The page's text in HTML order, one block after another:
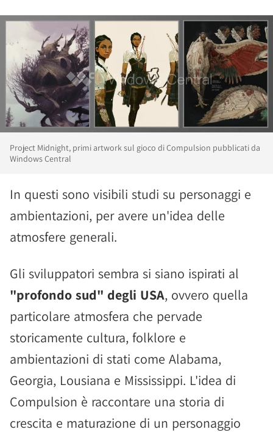
Project Midnight, primi artwork sul gioco di Compulsion pubblicati da
Windows Central
In questi sono visibili studi su personaggi e
ambientazioni, per avere un'idea delle
atmosfere generali.
Gli sviluppatori sembra si siano ispirati al
"profondo sud" degli USA, ovvero quella
particolare atmosfera che pervade
storicamente cultura, folklore e
ambientazioni di stati come Alabama,
Georgia, Lousiana e Mississippi. L'idea di
Compulsion è raccontare una storia di
crescita e maturazione di un personaggio